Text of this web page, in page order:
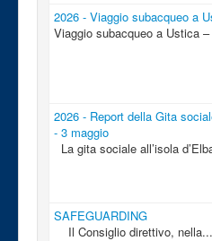
2026 - Viaggio subacqueo a
Viaggio subacqueo a Ustica
2026 - Report della Gita
- 3 maggio
La gita sociale all’isola
SAFEGUARDING
Il Consiglio direttivo, nella...